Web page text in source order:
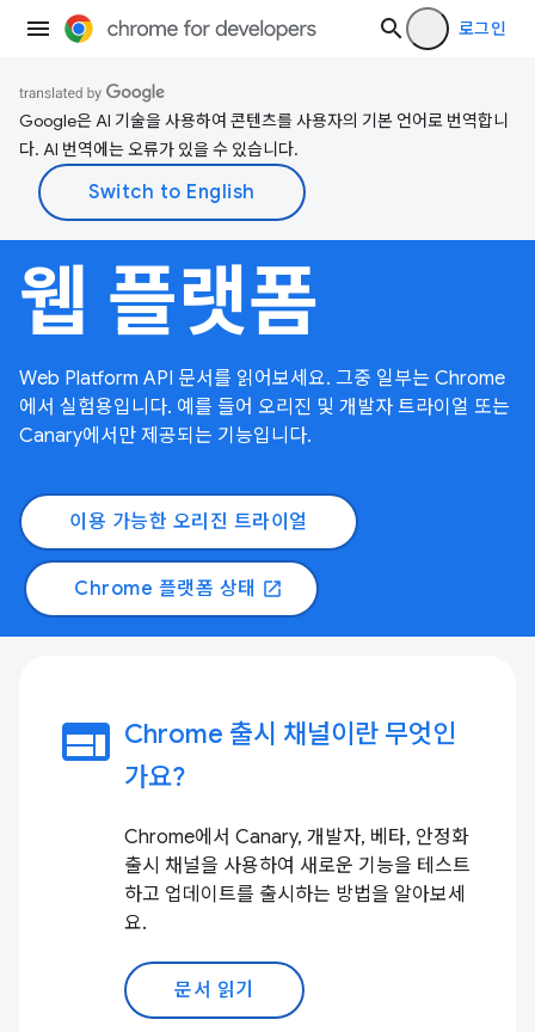
로그인
Google은 AI 기술을 사용하여 콘텐츠를 사용자의 기본 언어로 번역합니
다. AI 번역에는 오류가 있을 수 있습니다.
웹 플랫폼
Web Platform API 문서를 읽어보세요. 그중 일부는 Chrome
에서 실험용입니다. 예를 들어 오리진 및 개발자 트라이얼 또는
Canary에서만 제공되는 기능입니다.
이용 가능한 오리진 트라이얼
Chrome 플랫폼 상태 open_in_new
web Chrome 출시 채널이란 무엇인
가요?
Chrome에서 Canary, 개발자, 베타, 안정화
출시 채널을 사용하여 새로운 기능을 테스트
하고 업데이트를 출시하는 방법을 알아보세
요.
문서 읽기